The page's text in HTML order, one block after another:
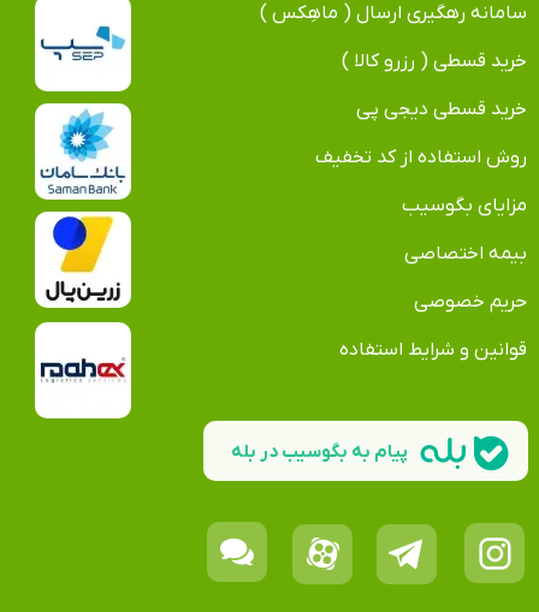
سامانه رهگیری ارسال ( ماهِکس )
خرید قسطی ( رزرو کالا )
خرید قسطی دیجی پی
روش استفاده از کد تخفیف
مزایای بگوسیب
بیمه اختصاصی
حریم خصوصی
قوانین و شرایط استفاده
پیام به بگوسیب در بله